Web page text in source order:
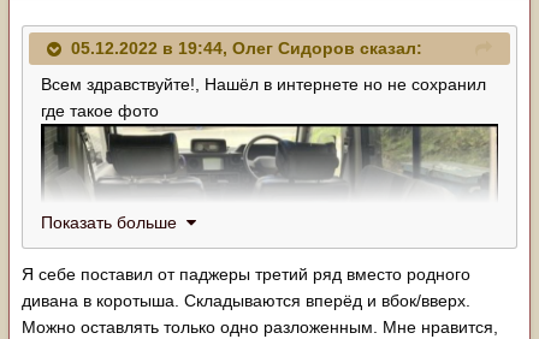
05.12.2022 в 19:44, Олег Сидоров сказал:
Всем здравствуйте!, Нашёл в интернете но не сохранил
где такое фото
Показать больше
Я себе поставил от паджеры третий ряд вместо родного
дивана в коротыша. Складываются вперёд и вбок/вверх.
Можно оставлять только одно разложенным. Мне нравится,